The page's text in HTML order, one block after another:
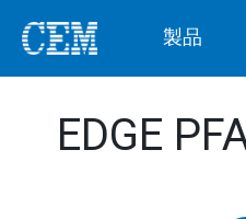
製品
EDGE